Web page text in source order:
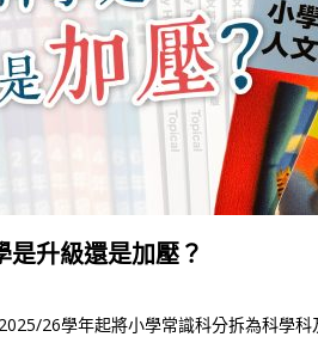
升級還是加壓？
26學年起將小學常識科分拆為科學